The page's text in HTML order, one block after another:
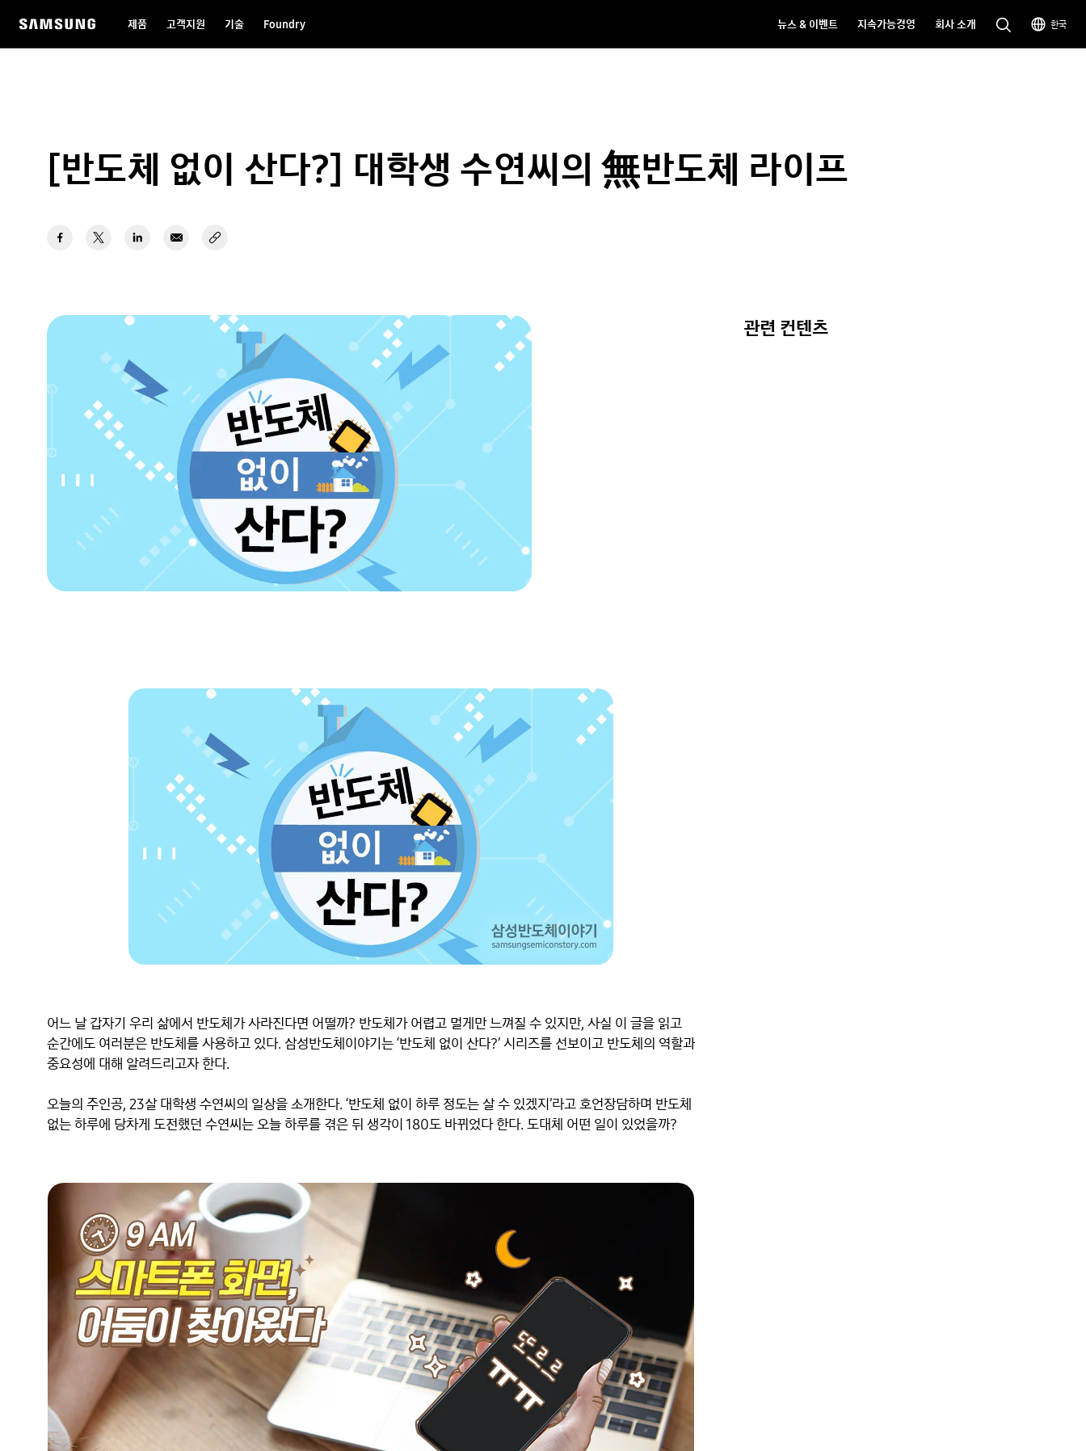
제품 고객지원 기술 Foundry 뉴스 & 이벤트 지속가능경영 회사 소개 한국
[반도체 없이 산다?] 대학생 수연씨의 無반도체 라이프
어느 날 갑자기 우리 삶에서 반도체가 사라진다면 어떨까? 반도체가 어렵고 멀게만 느껴질 수 있지만, 사실 이 글을 읽고
순간에도 여러분은 반도체를 사용하고 있다. 삼성반도체이야기는 ‘반도체 없이 산다?’ 시리즈를 선보이고 반도체의 역할과
중요성에 대해 알려드리고자 한다.
오늘의 주인공, 23살 대학생 수연씨의 일상을 소개한다. ‘반도체 없이 하루 정도는 살 수 있겠지’라고 호언장담하며 반도체
없는 하루에 당차게 도전했던 수연씨는 오늘 하루를 겪은 뒤 생각이 180도 바뀌었다 한다. 도대체 어떤 일이 있었을까?
관련 컨텐츠